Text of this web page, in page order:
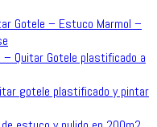
Gotele – Estuco Marmol –
– Quitar Gotele plastificado a
gotele plastificado y pintar